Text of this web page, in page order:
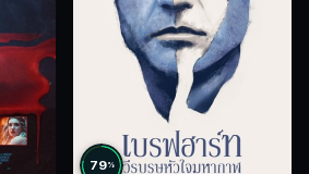
79%